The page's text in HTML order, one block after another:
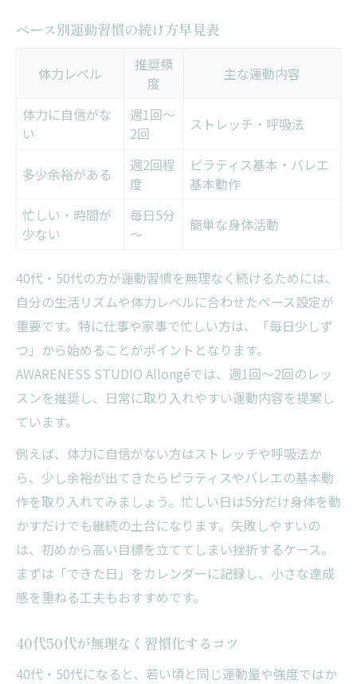
ペース別運動習慣の続け方早見表
体力レベル
推奨頻
度
主な運動内容
体力に自信がな
い
週1回～
2回
ストレッチ・呼吸法
多少余裕がある
週2回程
度
ピラティス基本・バレエ
基本動作
忙しい・時間が
少ない
毎日5分
～
簡単な身体活動
40代・50代の方が運動習慣を無理なく続けるためには、
自分の生活リズムや体力レベルに合わせたペース設定が
重要です。特に仕事や家事で忙しい方は、「毎日少しず
つ」から始めることがポイントとなります。
AWARENESS STUDIO Allongéでは、週1回～2回のレッ
スンを推奨し、日常に取り入れやすい運動内容を提案し
ています。
例えば、体力に自信がない方はストレッチや呼吸法か
ら、少し余裕が出てきたらピラティスやバレエの基本動
作を取り入れてみましょう。忙しい日は5分だけ身体を動
かすだけでも継続の土台になります。失敗しやすいの
は、初めから高い目標を立ててしまい挫折するケース。
まずは「できた日」をカレンダーに記録し、小さな達成
感を重ねる工夫もおすすめです。
40代50代が無理なく習慣化するコツ
40代・50代になると、若い頃と同じ運動量や強度ではか